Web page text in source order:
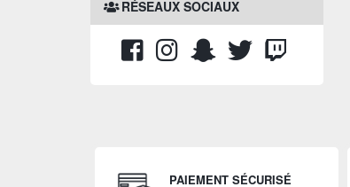
RÉSEAUX SOCIAUX
PAIEMENT SÉCURISÉ